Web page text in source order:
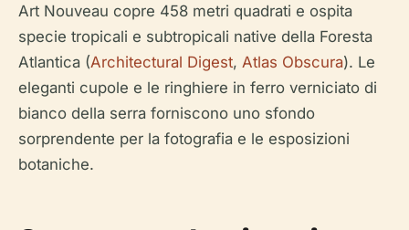
Art Nouveau copre 458 metri quadrati e ospita
specie tropicali e subtropicali native della Foresta
Atlantica (Architectural Digest, Atlas Obscura). Le
eleganti cupole e le ringhiere in ferro verniciato di
bianco della serra forniscono uno sfondo
sorprendente per la fotografia e le esposizioni
botaniche.